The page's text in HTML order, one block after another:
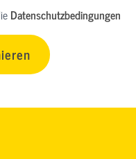
Datenschutzbedingungen